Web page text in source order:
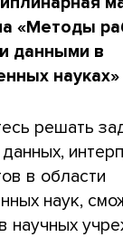
«Методы
данными в
науках»
решать
в области
наук,
научных